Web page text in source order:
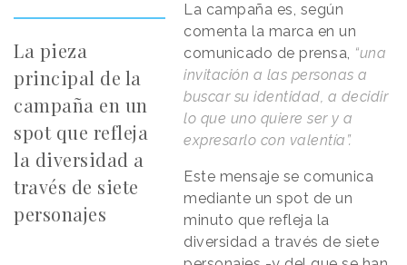
La pieza
principal de la
campaña en un
spot que refleja
la diversidad a
través de siete
personajes
La campaña es, según
comenta la marca en un
comunicado de prensa, “una
invitación a las personas a
buscar su identidad, a decidir
lo que uno quiere ser y a
expresarlo con valentía”.
Este mensaje se comunica
mediante un spot de un
minuto que refleja la
diversidad a través de siete